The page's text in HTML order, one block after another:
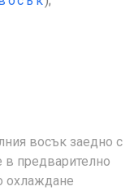
восък заедно с
в предварително
охлаждане